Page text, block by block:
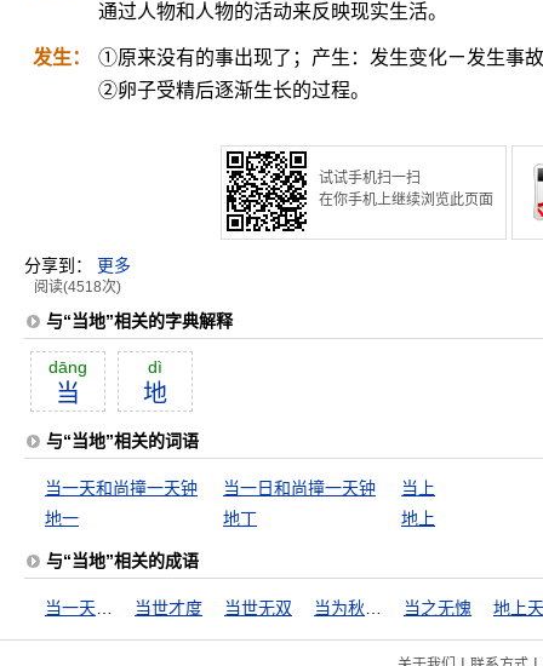
通过人物和人物的活动来反映现实生活。
发生：
①原来没有的事出现了；产生：发生变化ㄧ发生事
②卵子受精后逐渐生长的过程。
试试手机扫一扫
在你手机上继续浏览此页面
分享到： 更多
阅读(4518次)
与“当地”相关的字典解释
dāng
当
dì
地
与“当地”相关的词语
当一天和尚撞一天钟 当一日和尚撞一天钟
当上
地一
地丁 地上
与“当地”相关的成语
当世才度 当世无双 当之无愧 地上